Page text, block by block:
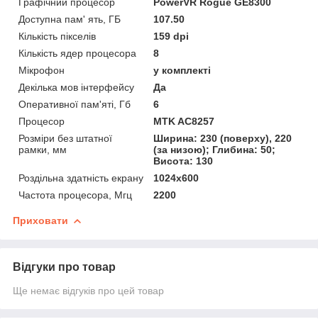
Доступна пам' ять, ГБ
107.50
Кількість пікселів
159 dpi
Кількість ядер процесора
8
Мікрофон
у комплекті
Декілька мов інтерфейсу
Да
Оперативної пам'яті, Гб
6
Процесор
MTK AC8257
Розміри без штатної
рамки, мм
Ширина: 230 (поверху), 220
(за низою); Глибина: 50;
Висота: 130
Роздільна здатність екрану
1024х600
Частота процесора, Мгц
2200
Приховати
Відгуки про товар
Ще немає відгуків про цей товар